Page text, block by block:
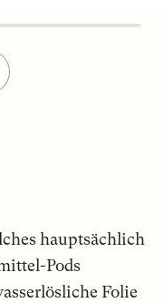
hauptsächlich
Pods
Folie